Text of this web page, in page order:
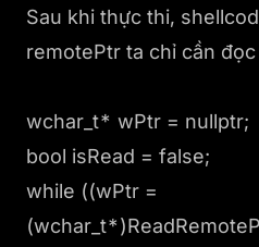
Sau khi thực thi,
remotePtr ta chỉ cần
wchar_t* wPtr = nullptr;
bool isRead = false;
while ((wPtr =